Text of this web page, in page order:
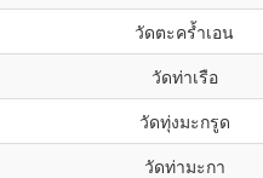
วัดตะคร้ำเอน
วัดท่าเรือ
วัดทุ่งมะกรูด
วัดท่ามะกา